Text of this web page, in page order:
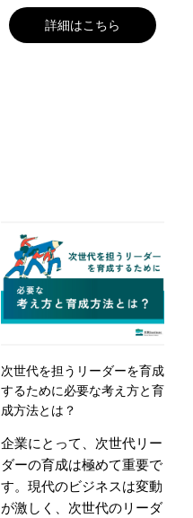
詳細はこちら
次世代を担うリーダーを育成
するために必要な考え方と育
成方法とは？
企業にとって、次世代リー
ダーの育成は極めて重要で
す。現代のビジネスは変動
が激しく、次世代のリーダ